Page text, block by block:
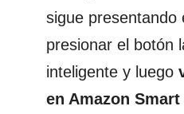
sigue presentando
presionar el botón
inteligente y luego
en Amazon Smart